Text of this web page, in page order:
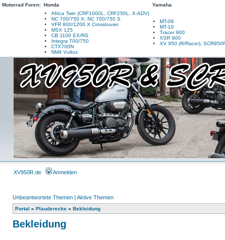
Motorrad Foren: Honda
Yamaha
Africa Twin (CRF1000L, CRF250L, X-ADV)
NC 700/750 X, NC 700/750 S
VFR 800/1200 X Crosstourer
MSX 125
CB 1100 EX/RS
Integra 700/750
CTX700N
NM4 Vultus
MT-09
MT-10
Tracer 900
XSR 900
XV 950 (R/Racer),
XV950R.de Anmelden
Unbeantwortete Themen | Aktive Themen
Portal » Plauderecke » Bekleidung
Bekleidung